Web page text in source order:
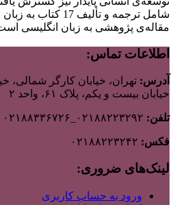
مقاله‌ی پژوهشی به زبان انگلیسی
اطلاعات تماس:
آدرس: تهران، خیابان کارگر شمالی،
خیابان بیست و یکم، پلاک ۶۱، واحد ۲
تلفن:
فکس:
لینک‌های ضروری:
ورود به حساب کاربری